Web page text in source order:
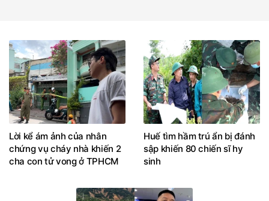
Lời kể ám ảnh của nhân
chứng vụ cháy nhà khiến 2
cha con tử vong ở TPHCM
Huế tìm hầm trú ẩn bị đánh
sập khiến 80 chiến sĩ hy
sinh